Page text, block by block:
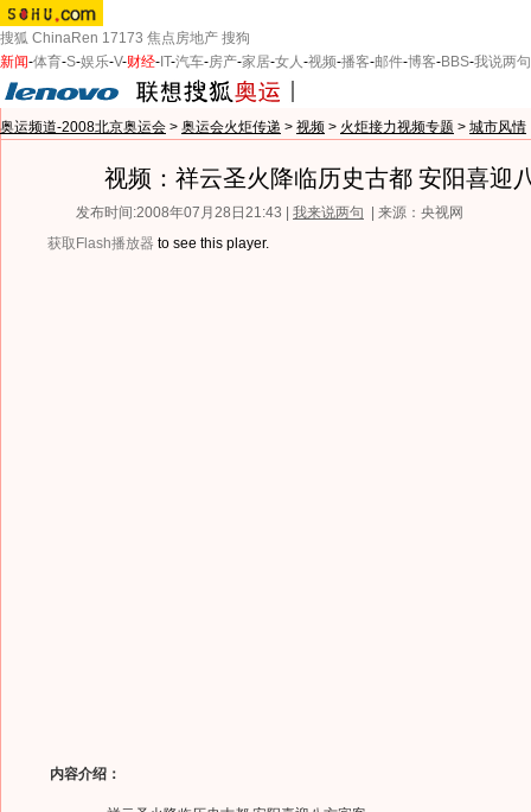
搜狐 ChinaRen 17173 焦点房地产 搜狗
新闻-体育-S-娱乐-V-财经- IT-汽车-房产-家居-女人-视频-播客-邮件-博客-BBS-我说两句
奥运频道-2008北京奥运会 > 奥运会火炬传递 > 视频 > 火炬接力视频专题 > 城市风情
视频：祥云圣火降临历史古都 安阳喜迎
发布时间:2008年07月28日21:43 | 我来说两句
| 来源：央视网
获取Flash播放器 to see this player.
内容介绍：